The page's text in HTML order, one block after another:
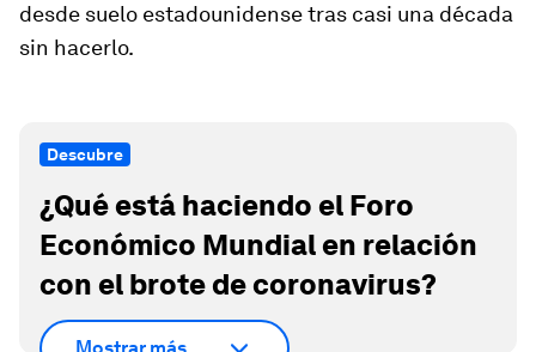
desde suelo estadounidense tras casi una década
sin hacerlo.
Descubre
¿Qué está haciendo el Foro
Económico Mundial en relación
con el brote de coronavirus?